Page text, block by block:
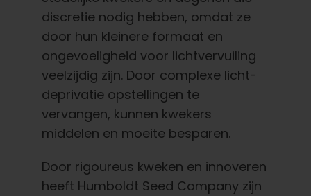
discretie nodig hebben, omdat ze
door hun kleinere formaat en
ongevoeligheid voor lichtvervuiling
veelzijdig zijn. Door complexe licht-
deprivatie opstellingen te
vervangen, kunnen kwekers
middelen en moeite besparen.
Door rigoureus kweken en innoveren
heeft Humboldt Seed Company zijn